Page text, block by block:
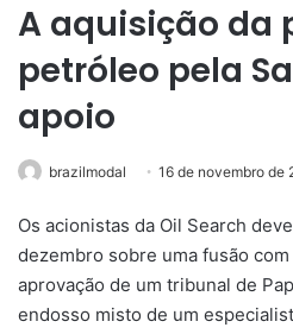
A aquisição da
petróleo pela
apoio
brazilmodal 16 de novembro de
Os acionistas da Oil Search
dezembro sobre uma fusão
aprovação de um tribunal de
endosso misto de um